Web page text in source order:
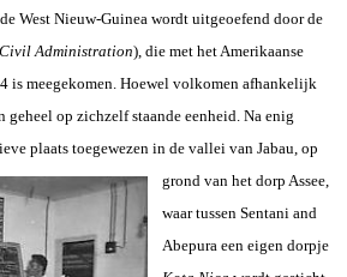
West Nieuw-Guinea wordt uitgeoefend door de
Administration), die met het Amerikaanse
is meegekomen. Hoewel volkomen afhankelijk
geheel op zichzelf staande eenheid. Na enig
plaats toegewezen in de vallei van Jabau, op
grond van het dorp Assee,
waar tussen Sentani and
Abepura een eigen dorpje